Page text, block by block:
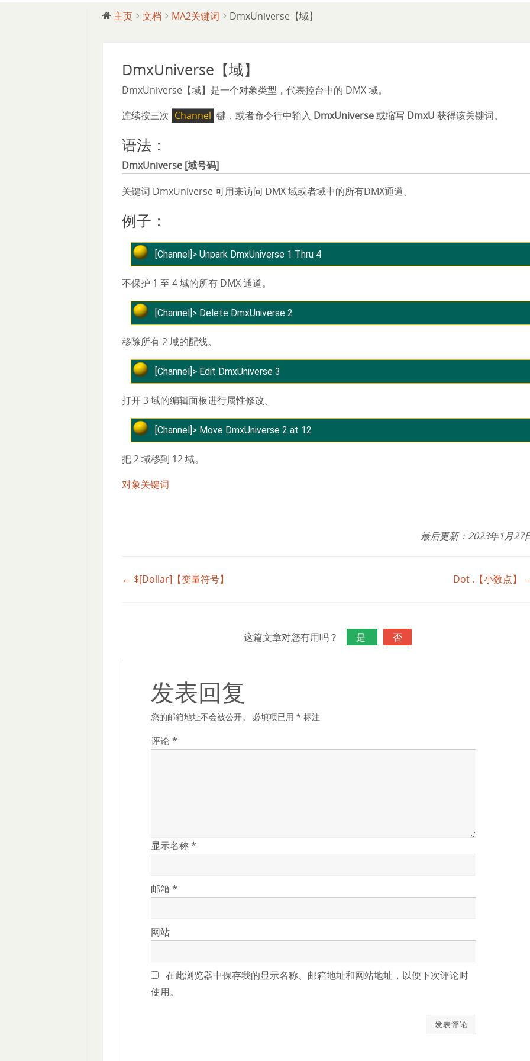
主页 文档 MA2关键词 DmxUniverse【域】
DmxUniverse【域】
DmxUniverse【域】是一个对象类型，代表控台中的 DMX 域。
连续按三次 Channel 键，或者命令行中输入 DmxUniverse或缩写 DmxU 获得该关键词。
语法：
DmxUniverse [域号码]
关键词 DmxUniverse 可用来访问 DMX 域或者域中的所有DMX通道。
例子：
[Channel]> ​Unpark DmxUniverse 1 Thru 4
不保护 1 至 4 域的所有 DMX 通道。
[Channel]> ​Delete DmxUniverse 2
移除所有 2 域的配线。
[Channel]> ​Edit DmxUniverse 3
打开 3 域的编辑面板进行属性修改。
[Channel]> Move DmxUniverse 2 at 12
把 2 域移到 12 域。
对象关键词
最后更新：2023年1月27
← $[Dollar]【变量符号】 Dot .【小数点】
这篇文章对您有用吗？ 是 否
发表回复
您的邮箱地址不会被公开。 必填项已用 * 标注
评论*
显示名称*
邮箱 *
网站
在此浏览器中保存我的显示名称、邮箱地址和网站地址，以便下次评论时
使用。